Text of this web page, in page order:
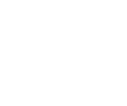
配体制をね
け変え
報してくれ
けですよ